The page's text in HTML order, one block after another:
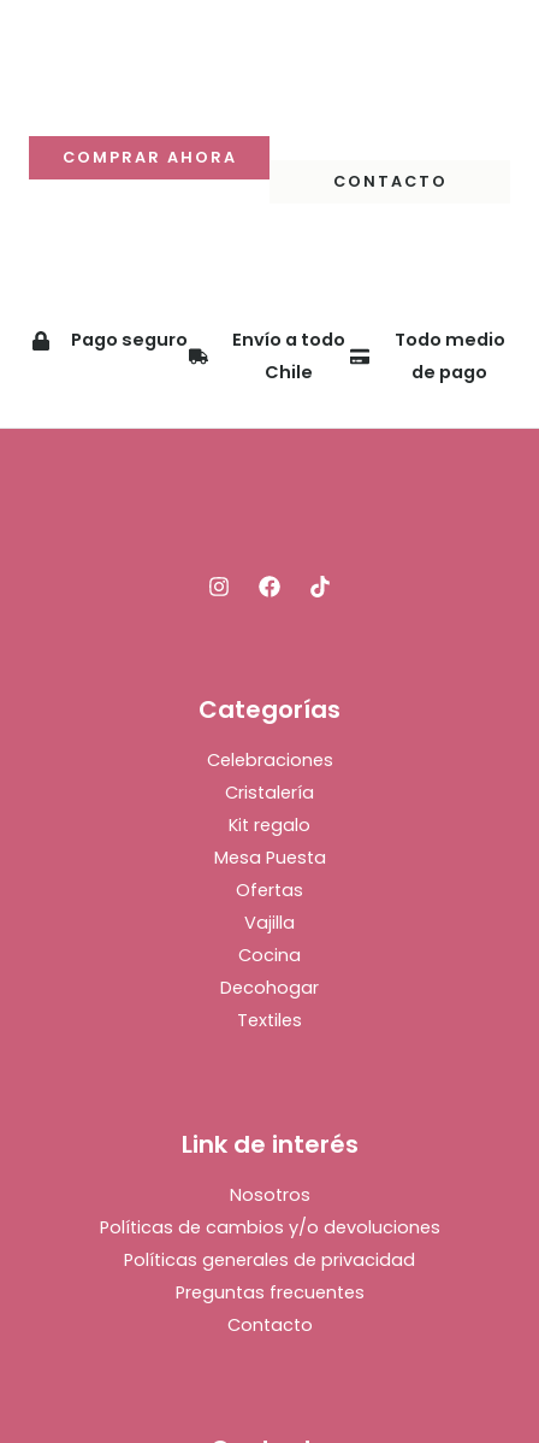
despacho a todo Chile.
COMPRAR AHORA
CONTACTO
Pago seguro
Envío a todo
Chile
Todo medio
de pago
Categorías
Celebraciones
Cristalería
Kit regalo
Mesa Puesta
Ofertas
Vajilla
Cocina
Decohogar
Textiles
Link de interés
Nosotros
Políticas de cambios y/o devoluciones
Políticas generales de privacidad
Preguntas frecuentes
Contacto